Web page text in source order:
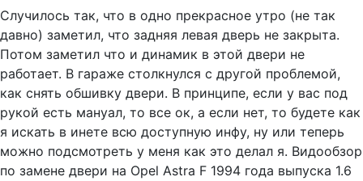
Случилось так, что в одно прекрасное утро (не так
давно) заметил, что задняя левая дверь не закрыта.
Потом заметил что и динамик в этой двери не
работает. В гараже столкнулся с другой проблемой,
как снять обшивку двери. В принципе, если у вас под
рукой есть мануал, то все ок, а если нет, то будете как
я искать в инете всю доступную инфу, ну или теперь
можно подсмотреть у меня как это делал я. Видообзор
по замене двери на Opel Astra F 1994 года выпуска 1.6